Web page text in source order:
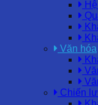
Văn hóa
Chiến